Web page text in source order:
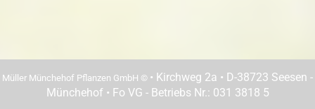
Müller Münchehof Pflanzen GmbH © • Kirchweg 2a • D-38723 Seesen -
Münchehof • Fo VG - Betriebs Nr.: 031 3818 5